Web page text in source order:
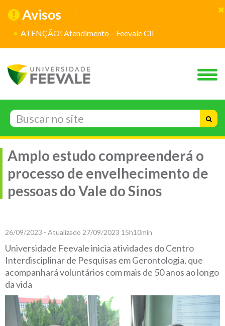
Avisos
ATENÇÃO! Atendimento – Feevale CII
Amplo estudo compreenderá o
processo de envelhecimento de
pessoas do Vale do Sinos
26/09/2023 - Atualizado 27/09/2023 15h10min
Universidade Feevale inicia atividades do Centro
Interdisciplinar de Pesquisas em Gerontologia, que
acompanhará voluntários com mais de 50 anos ao longo
da vida